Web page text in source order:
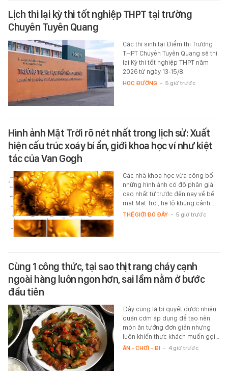
Lịch thi lại kỳ thi tốt nghiệp THPT tại trường
Chuyên Tuyên Quang
Các thí sinh tại Điểm thi Trường
THPT Chuyên Tuyên Quang sẽ thi
lại Kỳ thi tốt nghiệp THPT năm
2026 từ ngày 13-15/8.
HỌC ĐƯỜNG - 5 giờ trước
Hình ảnh Mặt Trời rõ nét nhất trong lịch sử: Xuất
hiện cấu trúc xoáy bí ẩn, giới khoa học ví như kiệt
tác của Van Gogh
Các nhà khoa học vừa công bố
những hình ảnh có độ phân giải
cao nhất từ trước đến nay về bề
mặt Mặt Trời, hé lộ khung cảnh…
THẾ GIỚI ĐÓ ĐÂY - 5 giờ trước
Cùng 1 công thức, tại sao thịt rang cháy cạnh
ngoài hàng luôn ngon hơn, sai lầm nằm ở bước
đầu tiên
Đây cũng là bí quyết được nhiều
quán cơm áp dụng để tạo nên
món ăn tưởng đơn giản nhưng
luôn khiến thực khách muốn gọi…
ĂN - CHƠI - ĐI - 4 giờ trước